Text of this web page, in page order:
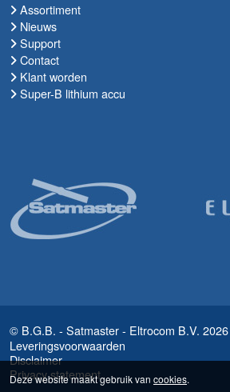
Assortiment
Nieuws
Support
Contact
Klant worden
Super-B lithium accu
© B.G.B. - Satmaster - Eltrocom B.V. 2026
Leveringsvoorwaarden
Disclaimer
Privacy statement
Deze website maakt gebruik van cookies.